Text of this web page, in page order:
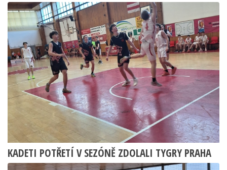
KADETI POTŘETÍ V SEZÓNĚ ZDOLALI TYGRY PRAHA